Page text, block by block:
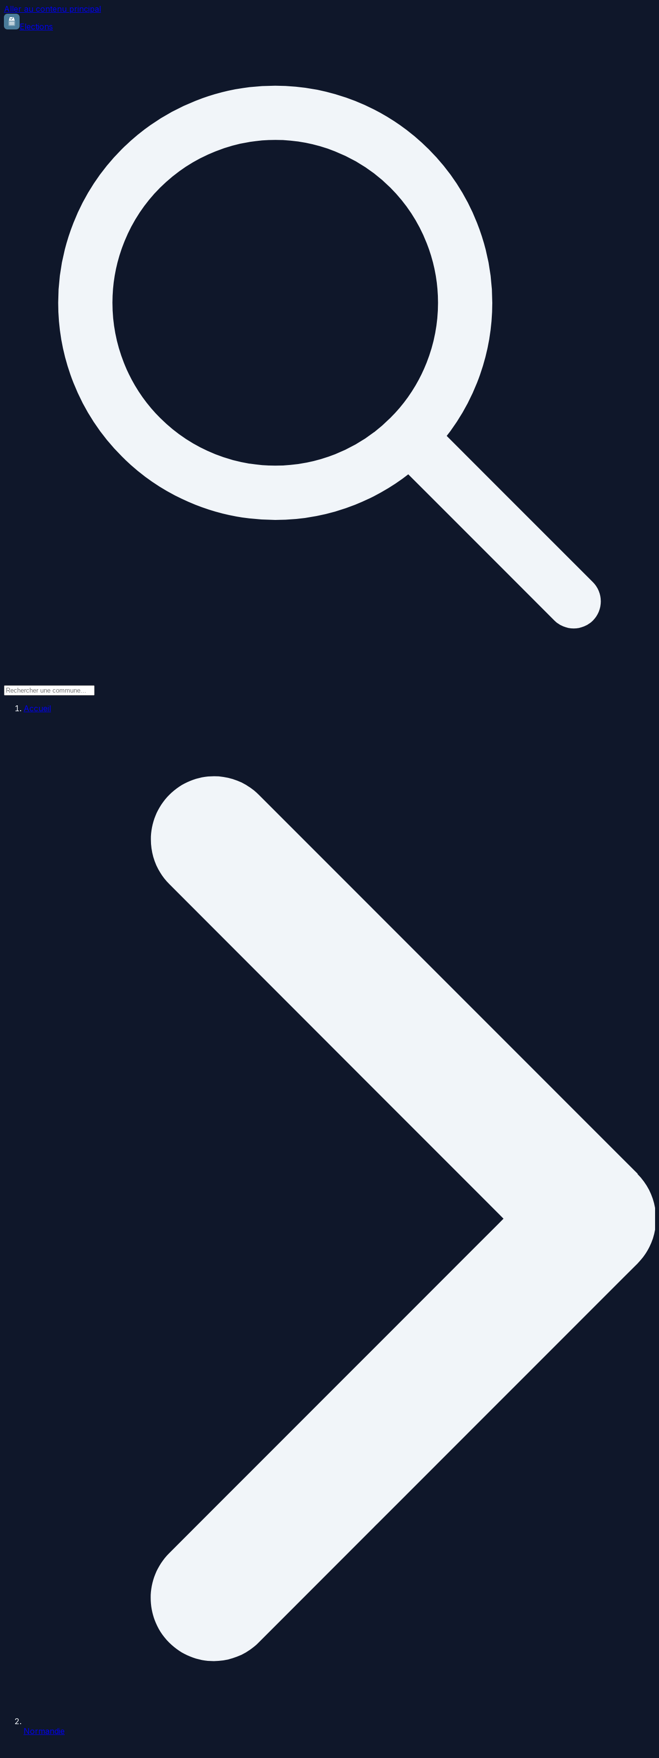
Aller au contenu principal
Elections
Accueil
Normandie